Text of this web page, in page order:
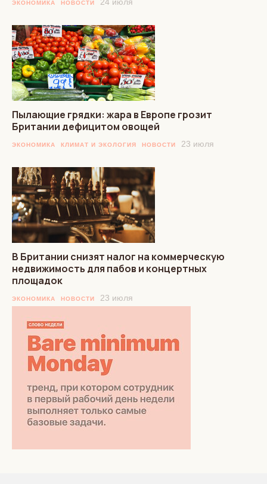
ЭКОНОМИКА НОВОСТИ
Пылающие грядки: жара в Европе грозит
Британии дефицитом овощей
ЭКОНОМИКА КЛИМАТ И ЭКОЛОГИЯ НОВОСТИ 23 июля
В Британии снизят налог на коммерческую
недвижимость для пабов и концертных
площадок
ЭКОНОМИКА НОВОСТИ 23 июля